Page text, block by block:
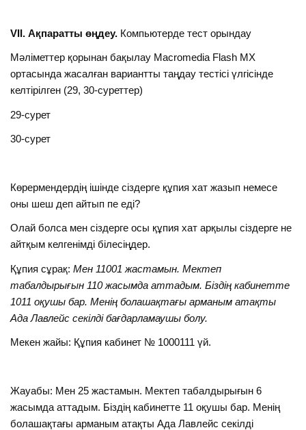
VII. Ақпаратты өңдеу. Компьютерде тест орындау
Мәліметтер қорынан бақылау Macromedia Flash MX
ортасында жасалған вариантты таңдау тестісі үлгісінде
келтірілген (29, 30-суреттер)
29-сурет
30-сурет
Көрермендердің ішінде сіздерге құпия хат жазып немесе
оны шеш деп айтып пе еді?
Олай болса мен сіздерге осы құпия хат арқылы сіздерге не
айтқым келгенімді білесіңдер.
Құпия сұрақ:Мен 11001 жастамын. Мектеп
табалдырығын 110 жасымда аттадым. Біздің кабинетте
1011 оқушы бар. Менің болашақтағы арманым атақты
Ада Лавлейс секілді бағдарламаушы болу.
Мекен жайы: Құпия кабинет № 1000111 үй.
Жауабы: Мен 25 жастамын. Мектеп табалдырығын 6
жасымда аттадым. Біздің кабинетте 11 оқушы бар. Менің
болашақтағы арманым атақты Ада Лавлейс секілді